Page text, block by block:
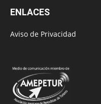
ENLACES
Aviso de Privacidad